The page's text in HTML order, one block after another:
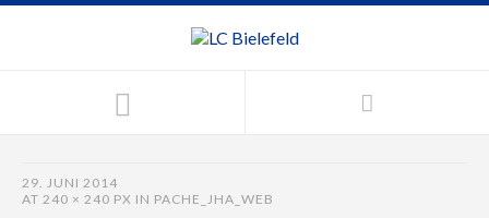
29. JUNI 2014
AT 240 × 240 PX IN PACHE_JHA_WEB